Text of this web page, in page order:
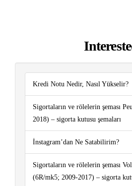
Kredi Notu Nedir, Nasıl Yükselir?
Sigortaların ve rölelerin şeması
2018) – sigorta kutusu şemaları
İnstagram’dan Ne Satabilirim?
Sigortaların ve rölelerin şeması
(6R/mk5; 2009-2017) – sigorta